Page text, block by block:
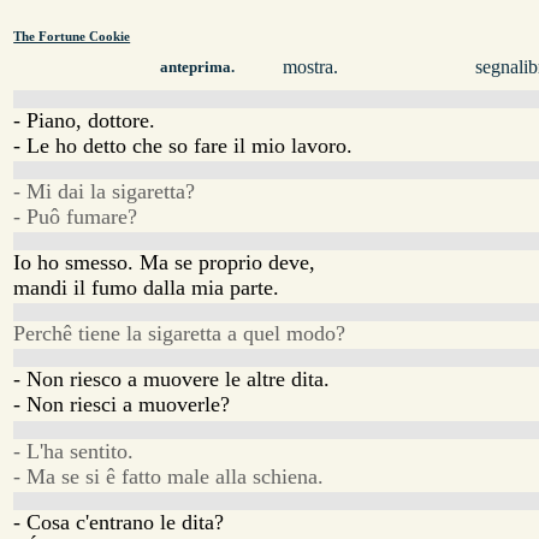
The Fortune Cookie
anteprima. mostra.
- Piano, dottore.
- Le ho detto che so fare il mio lavoro.
- Mi dai la sigaretta?
- Puô fumare?
Io ho smesso. Ma se proprio deve,
mandi il fumo dalla mia parte.
Perchê tiene la sigaretta a quel modo?
- Non riesco a muovere le altre dita.
- Non riesci a muoverle?
- L'ha sentito.
- Ma se si ê fatto male alla schiena.
- Cosa c'entrano le dita?